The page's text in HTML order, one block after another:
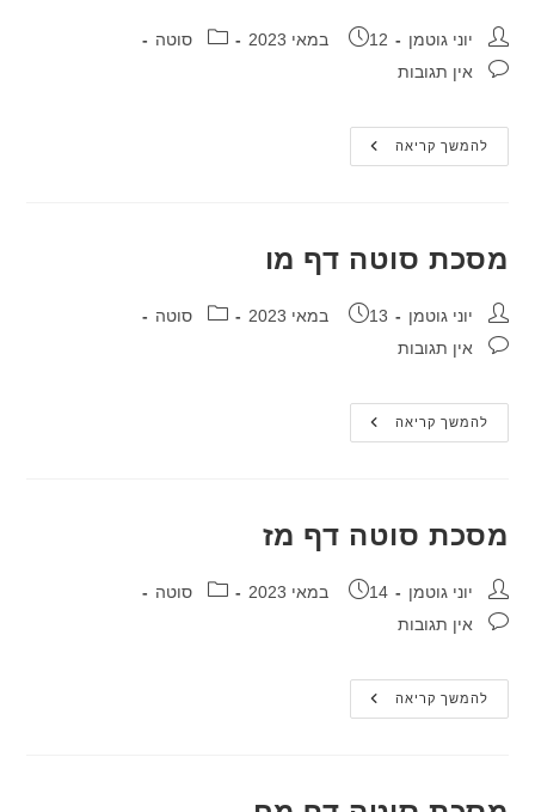
מחבר:יוני גוטמן פורסם:
12 במאי 2023 קטגוריה:
סוטה
תגובות:אין תגובות
להמשך קריאהמסכת
סוטה
מסכת סוטה דף מו
מחבר:יוני גוטמן פורסם:
13 במאי 2023 קטגוריה:
סוטה
תגובות:אין תגובות
להמשך קריאהמסכת
סוטה
מסכת סוטה דף מז
מחבר:יוני גוטמן פורסם:
14 במאי 2023 קטגוריה:
סוטה
תגובות:אין תגובות
להמשך קריאהמסכת
סוטה